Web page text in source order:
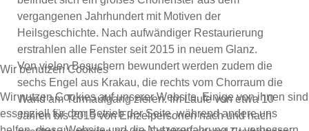
vergangenen Jahrhundert mit Motiven der
Heilsgeschichte. Nach aufwändiger Restaurierung
erstrahlen alle Fenster seit 2015 in neuem Glanz.
Von vielen Besuchern bewundert werden zudem die
sechs Engel aus Krakau, die rechts vom Chorraum die
Wand am Turmaufgang zieren. Im Laufe von etwa 10
Jahren bis 2015 von Einzelpersonen nach und nach
Wir benutzen Cookies
Wir nutzen Cookies auf unserer Website. Einige von ihnen sind
essenziell für den Betrieb der Seite, während andere uns